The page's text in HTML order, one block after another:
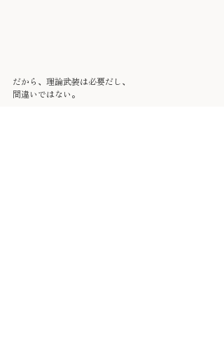
だから、理論武装は必要だし、
間違いではない。